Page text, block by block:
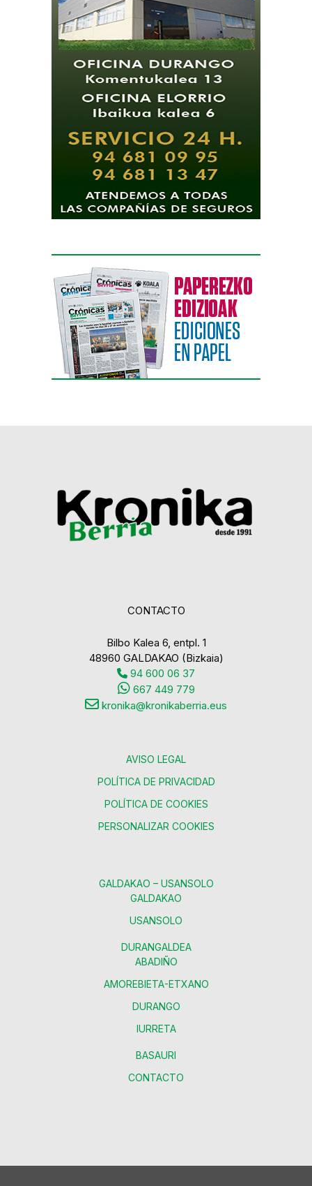
CONTACTO
Bilbo Kalea 6, entpl. 1
48960 GALDAKAO (Bizkaia)
94 600 06 37
667 449 779
kronika@kronikaberria.eus
AVISO LEGAL
POLÍTICA DE PRIVACIDAD
POLÍTICA DE COOKIES
PERSONALIZAR COOKIES
GALDAKAO – USANSOLO
GALDAKAO
USANSOLO
DURANGALDEA
ABADIÑO
AMOREBIETA-ETXANO
DURANGO
IURRETA
BASAURI
CONTACTO